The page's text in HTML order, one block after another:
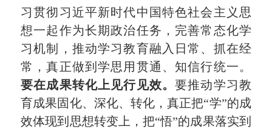
习贯彻习近平新时代中国特色社会主义思
想一起作为长期政治任务，完善常态化学
习机制，推动学习教育融入日常、抓在经
常，真正做到学思用贯通、知信行统一。
要在成果转化上见行见效。要推动学习教
育成果固化、深化、转化，真正把“学”的成
效体现到思想转变上，把“悟”的成果落实到